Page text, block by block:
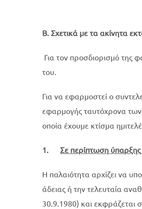
Β. Σχετικά με τα ακίνητα
Για τον προσδιορισμό της
του.
Για να εφαρμοστεί ο
εφαρμογής ταυτόχρονα των
οποία έχουμε κτίσμα
1. Σε περίπτωση ύπαρξης
Η παλαιότητα αρχίζει να
άδειας ή την τελευταία
30.9.1980) και εκφράζεται